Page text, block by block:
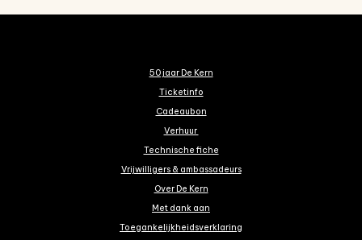
50 jaar De Kern
Ticketinfo
Cadeaubon
Verhuur
Technische fiche
Vrijwilligers & ambassadeurs
Over De Kern
Met dank aan
Toegankelijkheidsverklaring